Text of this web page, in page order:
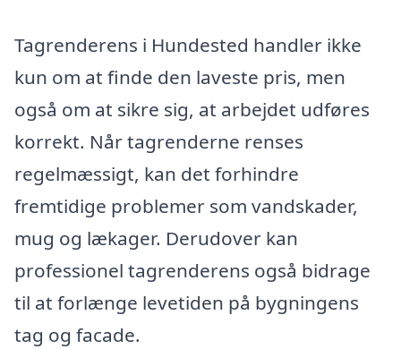
Tagrenderens i Hundested handler ikke
kun om at finde den laveste pris, men
også om at sikre sig, at arbejdet udføres
korrekt. Når tagrenderne renses
regelmæssigt, kan det forhindre
fremtidige problemer som vandskader,
mug og lækager. Derudover kan
professionel tagrenderens også bidrage
til at forlænge levetiden på bygningens
tag og facade.